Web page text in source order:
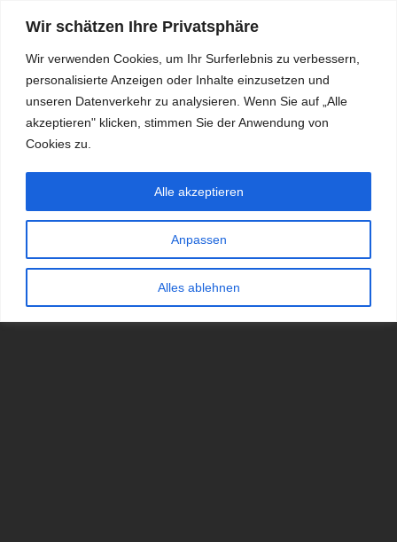
Wir schätzen Ihre Privatsphäre
Wir verwenden Cookies, um Ihr Surferlebnis zu verbessern,
personalisierte Anzeigen oder Inhalte einzusetzen und
unseren Datenverkehr zu analysieren. Wenn Sie auf „Alle
akzeptieren" klicken, stimmen Sie der Anwendung von
Cookies zu.
Anpassen
Alles ablehnen
Alle akzeptieren
RDKS.EXPERT
TESTS, EXPERTEN-TIPPS RUND UM DAS THEMA RDKS UND